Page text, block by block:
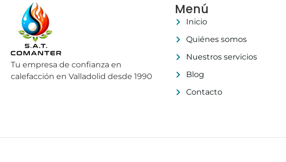
Tu empresa de confianza en
calefacción en Valladolid desde 1990
Menú
Inicio
Quiénes somos
Nuestros servicios
Blog
Contacto